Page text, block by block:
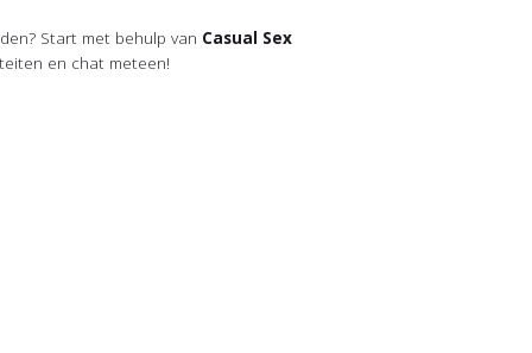
Start met behulp van Casual Sex
en chat meteen!